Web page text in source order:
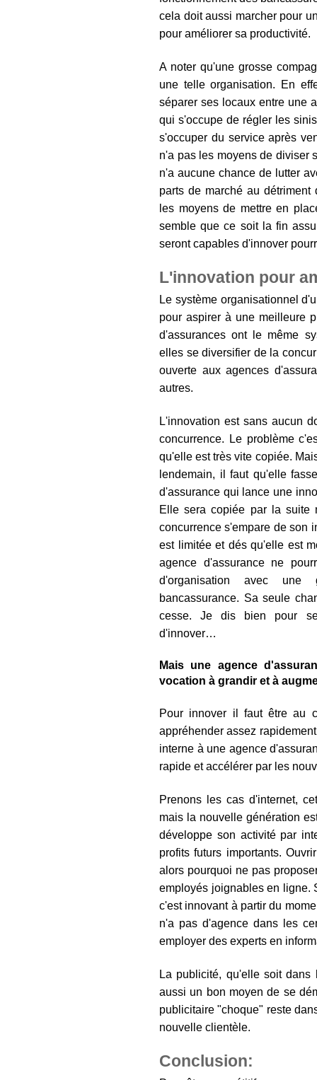
cela doit aussi marcher pour
pour améliorer sa productivité.
A noter qu'une grosse
une telle organisation. En
séparer ses locaux entre une
qui s'occupe de régler les
s'occuper du service après
n'a pas les moyens de diviser
n'a aucune chance de lutter
parts de marché au
les moyens de mettre en
semble que ce soit la fin
seront capables d'innover
L'innovation pour
Le système organisationnel
pour aspirer à une meilleure
d'assurances ont le même
elles se diversifier de la
ouverte aux agences
autres.
L'innovation est sans aucun
concurrence. Le problème
qu'elle est très vite copiée.
lendemain, il faut qu'elle
d'assurance qui lance une
Elle sera copiée par la suite
concurrence s'empare de son
est limitée et dés qu'elle est
agence d'assurance ne
d'organisation avec une
bancassurance. Sa seule
cesse. Je dis bien pour
d'innover…
Mais une agence
vocation à grandir et à
Pour innover il faut être au
appréhender assez
interne à une agence
rapide et accélérer par les
Prenons les cas d'internet,
mais la nouvelle génération
développe son activité par
profits futurs importants.
alors pourquoi ne pas
employés joignables en ligne.
c'est innovant à partir du
n'a pas d'agence dans les
employer des experts en
La publicité, qu'elle soit
aussi un bon moyen de se
publicitaire "choque" reste
nouvelle clientèle.
Conclusion: